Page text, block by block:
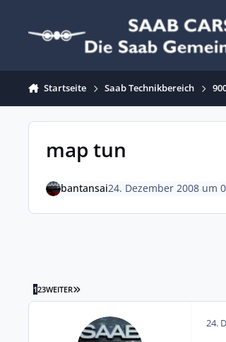
Startseite Saab Technikbereich
map tun
bantansai24. Dezember 2008 um
123WEITER LETZTE SEITE
24.